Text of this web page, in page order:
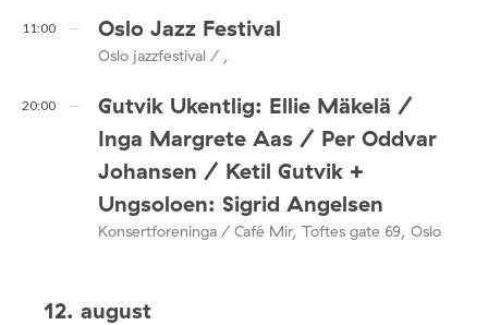
11:00 Oslo Jazz Festival
Oslo jazzfestival / ,
20:00
Gutvik Ukentlig: Ellie Mäkelä /
Inga Margrete Aas / Per Oddvar
Johansen / Ketil Gutvik +
Ungsoloen: Sigrid Angelsen
Konsertforeninga / Café Mir, Toftes gate 69, Oslo
12. august